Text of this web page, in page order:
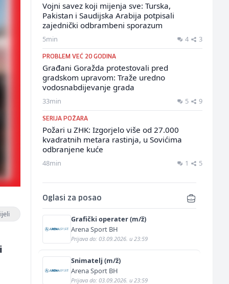
Vojni savez koji mijenja sve: Turska,
Pakistan i Saudijska Arabija potpisali
zajednički odbrambeni sporazum
5min 4 3
PROBLEM VEĆ 20 GODINA
Građani Goražda protestovali pred
gradskom upravom: Traže uredno
vodosnabdijevanje grada
33min 5 9
SERIJA POŽARA
Požari u ZHK: Izgorjelo više od 27.000
kvadratnih metara rastinja, u Sovićima
odbranjene kuće
48min 1 5
Oglasi za posao
Grafički operater (m/ž)
Arena Sport BH
Prijava do: 03.09.2026. u 23:59
Snimatelj (m/ž)
Arena Sport BH
Prijava do: 03.09.2026. u 23:59